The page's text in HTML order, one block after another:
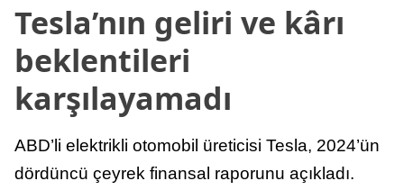
Tesla’nın geliri ve kârı
beklentileri
karşılayamadı
ABD’li elektrikli otomobil üreticisi Tesla, 2024’ün
dördüncü çeyrek finansal raporunu açıkladı.